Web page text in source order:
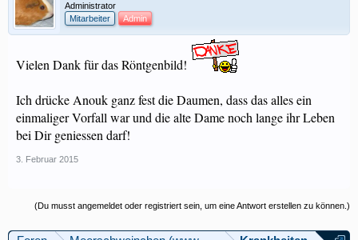
Administrator
Mitarbeiter
Admin
Vielen Dank für das Röntgenbild!
Ich drücke Anouk ganz fest die Daumen, dass das alles ein
einmaliger Vorfall war und die alte Dame noch lange ihr Leben
bei Dir geniessen darf!
3. Februar 2015
(Du musst angemeldet oder registriert sein, um eine Antwort erstellen zu können.)